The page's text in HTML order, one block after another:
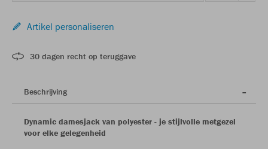
Artikel personaliseren
30 dagen recht op teruggave
Beschrijving
Dynamic damesjack van polyester - je stijlvolle metgezel
voor elke gelegenheid